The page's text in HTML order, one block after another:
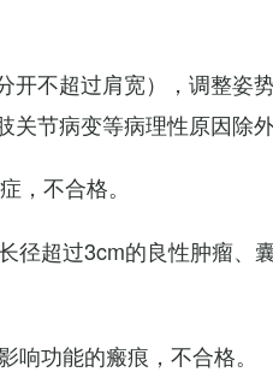
开不超过肩宽），调整姿
节病变等病理性原因除外
，不合格。
径超过3cm的良性肿瘤、
功能的瘢痕，不合格。